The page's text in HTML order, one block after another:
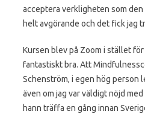
acceptera verkligheten som
helt avgörande och det fick jag
Kursen blev på Zoom i stället
fantastiskt bra. Att
Schenström, i egen hög person
även om jag var väldigt nöjd
hann träffa en gång innan